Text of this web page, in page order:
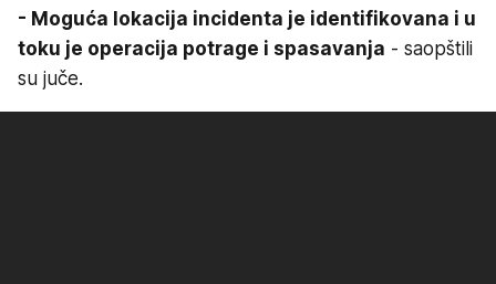
- Moguća lokacija incidenta je identifikovana i u
toku je operacija potrage i spasavanja - saopštili
su juče.